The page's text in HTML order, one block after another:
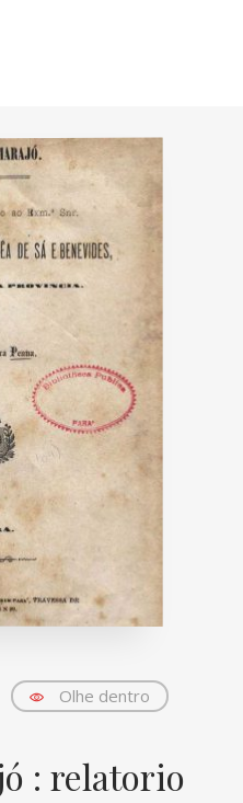
Olhe dentro
: relatorio